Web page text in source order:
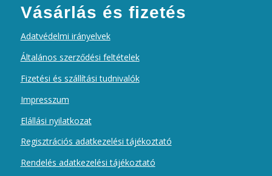
Vásárlás és fizetés
Adatvédelmi irányelvek
Általános szerződési feltételek
Fizetési és szállítási tudnivalók
Impresszum
Elállási nyilatkozat
Regisztrációs adatkezelési tájékoztató
Rendelés adatkezelési tájékoztató